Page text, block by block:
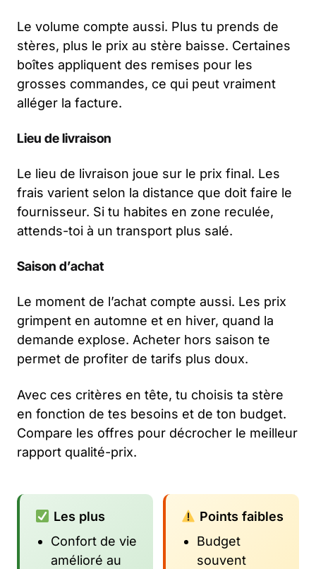
Le volume compte aussi. Plus tu prends de
stères, plus le prix au stère baisse. Certaines
boîtes appliquent des remises pour les
grosses commandes, ce qui peut vraiment
alléger la facture.
Lieu de livraison
Le lieu de livraison joue sur le prix final. Les
frais varient selon la distance que doit faire le
fournisseur. Si tu habites en zone reculée,
attends-toi à un transport plus salé.
Saison d’achat
Le moment de l’achat compte aussi. Les prix
grimpent en automne et en hiver, quand la
demande explose. Acheter hors saison te
permet de profiter de tarifs plus doux.
Avec ces critères en tête, tu choisis ta stère
en fonction de tes besoins et de ton budget.
Compare les offres pour décrocher le meilleur
rapport qualité-prix.
Les plus
Confort de vie
amélioré au
Points faibles
Budget
souvent